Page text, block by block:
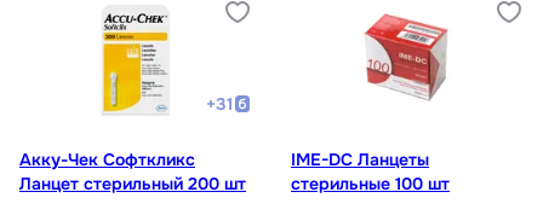
+31
Акку-Чек Софткликс
Ланцет стерильный 200 шт
IME-DC Ланцеты
стерильные 100 шт